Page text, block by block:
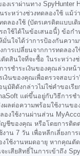
เราผ่านทาง SpyHunter
นระหว่างช่วงทดลองใช้ แม้
ดลองใช้ (บัตรเครดิตแบบเ
ใช้ได้ในข้อเสนอนี้) ข้อกำ
นใจได้ว่าการป้องกันควา
การเปลี่ยนจากการทดลอง
ดสินใจที่จะซื้อ ในระหว่าง
การชำระเงินของคุณล่วงห
งินของคุณเพื่อตรวจสอบว่
มัติดังกล่าวไม่ใช่คำขอเรีย
แต่ขึ้นอยู่กับวิธีการช
ผลต่อความพร้อมใช้งาน
องใช้งานผ่านส่วน
ญชีของคุณ หรือโดยการติด
าน 7 วัน เพื่อหลีกเลี่ยงการ
ใช้งานหมดอายุ หากคุณตัด
ะเสียสิทธิ์ในการเข้าถึง